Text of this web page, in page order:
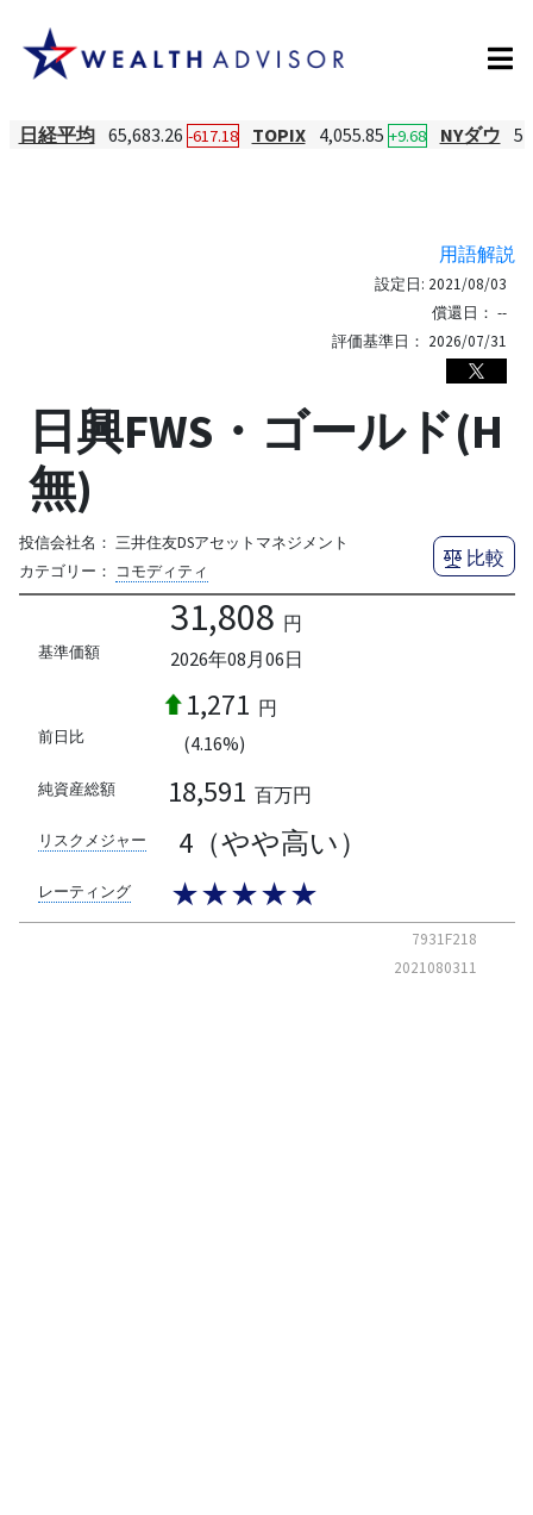
日経平均 65,683.26 -617.18 TOPIX 4,055.85 +9.68 NYダウ
用語解説
設定日: 2021/08/03
償還日： --
評価基準日： 2026/07/31
日興FWS・ゴールド(H
無)
投信会社名： 三井住友DSアセットマネジメント
カテゴリー： コモディティ
比較
基準価額
31,808 円
2026年08月06日
前日比
1,271 円
(4.16%)
純資産総額 18,591 百万円
リスクメジャー 4（やや高い）
レーティング ★★★★★
7931F218
2021080311